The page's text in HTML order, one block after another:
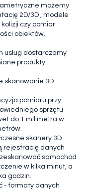
możemy
2D/3D , modele
czy pomiar
obiektów.
usług dostarczamy
produkty
skanowanie 3D
pomiaru przy
sprzętu
do 1 milimetra w
skanery 3D
rejestrację danych
samochód
w kilka minut, a
godzin.
- formaty danych